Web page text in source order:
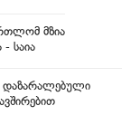
მზია
საია
დაზარალებული